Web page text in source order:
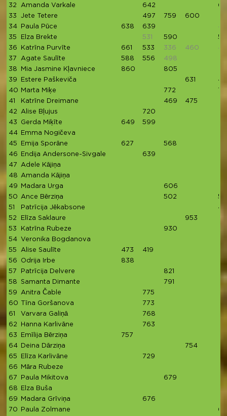
32
Amanda Varkale 642
33
Jete Tetere 497 759
600
34
Paula Pūce 638 639
35
Elza Brekte 531 590
36
Katrīna Purvīte 661 533 336 460
37
Agate Saulīte 588 556
498
38
Mia Jasmine Kļavniece 860
805
39
Estere Paškeviča 631
40
Marta Miķe 772
41
Katrīne Dreimane 469
475
42
Alise Bļujus
720
43
Gerda Miķīte 649
599
44
Emma Nogičeva
45
Emija Sporāne 627
568
46
Endija Andersone-Sivgale
639
47
Adele Kājiņa
48
Amanda Kājiņa
49
Madara Urga
606
50
Ance Bērziņa 502
51
Patrīcija Jēkabsone
52
Elīza Saklaure
953
53
Katrīna Rubeze
930
54
Veronika Bogdanova
55
Alise Saulīte 473
419
56
Odrija Irbe
838
57
Patrīcija Delvere
821
58
Samanta Dimante
791
59
Anitra Čable
775
60
Tīna Goršanova
773
61
Varvara Galiņā
768
62
Hanna Karlivāne
763
63
Emīlija Bērziņa
757
64
Deina Dārziņa
754
65
Elīza Karlivāne
729
66
Māra Rubeze
67
Paula Mikitova
679
68
Elza Buša
69
Madara Grīviņa
676
70
Paula Zolmane